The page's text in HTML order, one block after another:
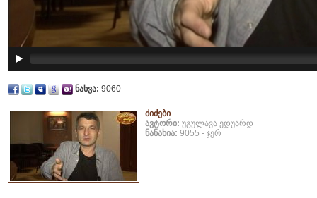
ნახვა: 9060
ძიძები
ავტორი: უგულავა ედუარდ
ნანახია: 9055 - ჯერ